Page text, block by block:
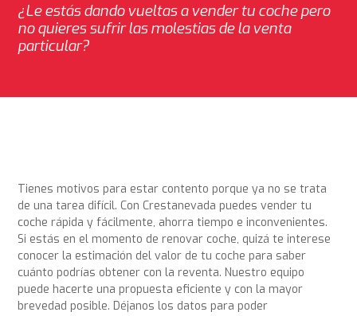
¿Le estás dando vueltas a vender tu coche pero
no quieres sufrir las molestias de la venta
particular?
Tienes motivos para estar contento porque ya no se trata
de una tarea difícil. Con Crestanevada puedes vender tu
coche rápida y fácilmente, ahorra tiempo e inconvenientes.
Si estás en el momento de renovar coche, quizá te interese
conocer la estimación del valor de tu coche para saber
cuánto podrías obtener con la reventa. Nuestro equipo
puede hacerte una propuesta eficiente y con la mayor
brevedad posible. Déjanos los datos para poder